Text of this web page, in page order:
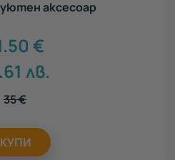
аксесоар
€
лв.
35€
КУПИ